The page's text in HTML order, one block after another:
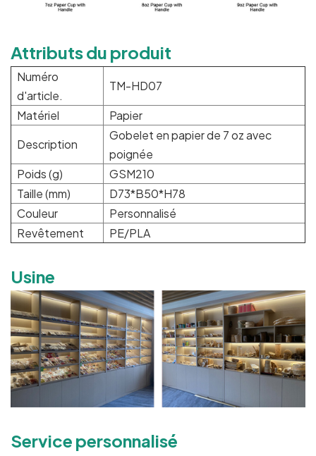
Attributs du produit
Numéro
d'article.
TM-HD07
Matériel
Papier
Description
Gobelet en papier de 7 oz avec
poignée
Poids (g)
GSM210
Taille (mm)
D73*B50*H78
Couleur
Personnalisé
Revêtement
PE/PLA
Usine
Service personnalisé